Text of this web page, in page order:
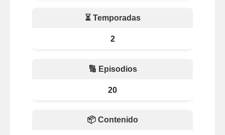
⏳ Temporadas
2
🔢 Episodios
20
📦 Contenido